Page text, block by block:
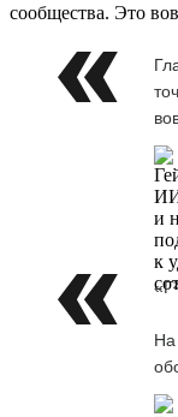
сообщества. Это
На